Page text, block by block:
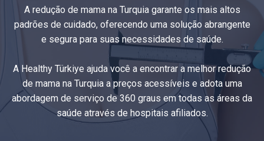
t
t
A redução de mama na Turquia garante os mais altos
padrões de cuidado, oferecendo uma solução abrangente
e segura para suas necessidades de saúde.
A Healthy Türkiye ajuda você a encontrar a melhor redução
de mama na Turquia a preços acessíveis e adota uma
abordagem de serviço de 360 graus em todas as áreas da
saúde através de hospitais afiliados.